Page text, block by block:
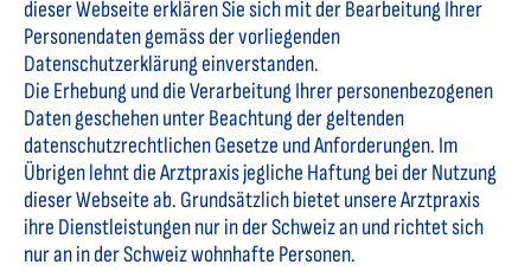
dieser Webseite erklären Sie sich mit der Bearbeitung Ihrer
Personendaten gemäss der vorliegenden
Datenschutzerklärung einverstanden.
Die Erhebung und die Verarbeitung Ihrer personenbezogenen
Daten geschehen unter Beachtung der geltenden
datenschutzrechtlichen Gesetze und Anforderungen. Im
Übrigen lehnt die Arztpraxis jegliche Haftung bei der Nutzung
dieser Webseite ab. Grundsätzlich bietet unsere Arztpraxis
ihre Dienstleistungen nur in der Schweiz an und richtet sich
nur an in der Schweiz wohnhafte Personen.